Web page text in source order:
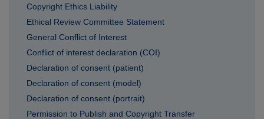
Copyright Ethics Liability
Ethical Review Committee Statement
General Conflict of Interest
Conflict of interest declaration (COI)
Declaration of consent (patient)
Declaration of consent (model)
Declaration of consent (portrait)
Permission to Publish and Copyright Transfer